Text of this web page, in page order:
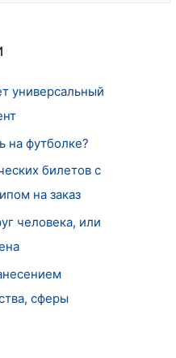
универсальный
на футболке?
билетов с
на заказ
человека, или
сферы